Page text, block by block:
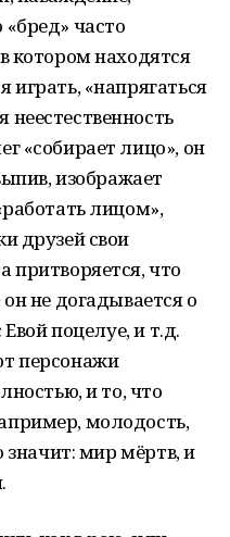
часто
котором находятся
играть, «напрягаться
«собирает лицо», он
изображает
лицом»,
друзей свои
притворяется, что
не догадывается о
поцелуе, и т.д.
персонажи
и то, что
молодость,
значит: мир мёртв, и